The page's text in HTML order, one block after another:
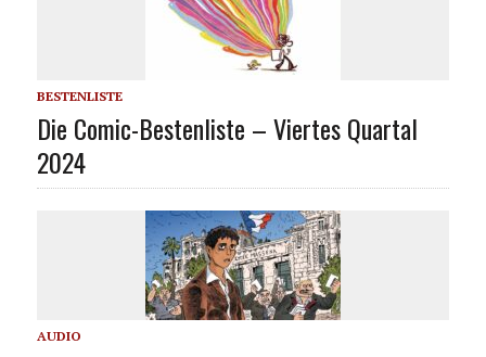
BESTENLISTE
Die Comic-Bestenliste – Viertes Quartal
2024
AUDIO